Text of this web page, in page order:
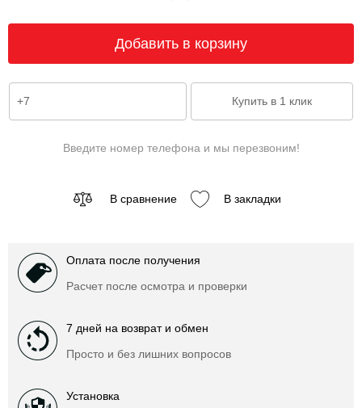
Введите номер телефона и мы перезвоним!
В сравнение В закладки
Оплата после получения
Расчет после осмотра и проверки
7 дней на возврат и обмен
Просто и без лишних вопросов
Установка